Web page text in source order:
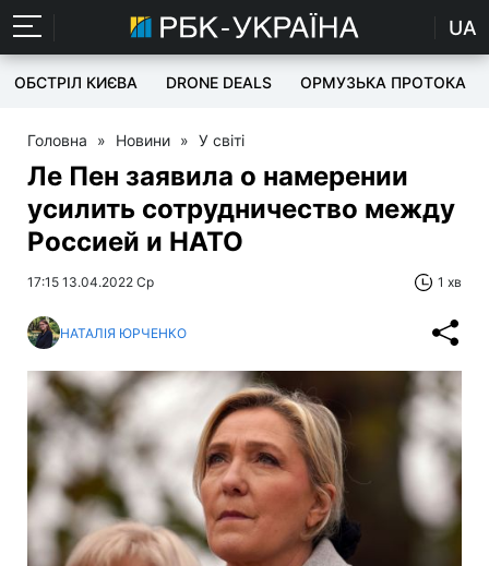
UA
ОБСТРІЛ КИЄВА DRONE DEALS ОРМУЗЬКА ПРОТОКА
Головна » Новини » У світі
Ле Пен заявила о намерении
усилить сотрудничество между
Россией и НАТО
17:15 13.04.2022 Ср 1 хв
НАТАЛІЯ ЮРЧЕНКО